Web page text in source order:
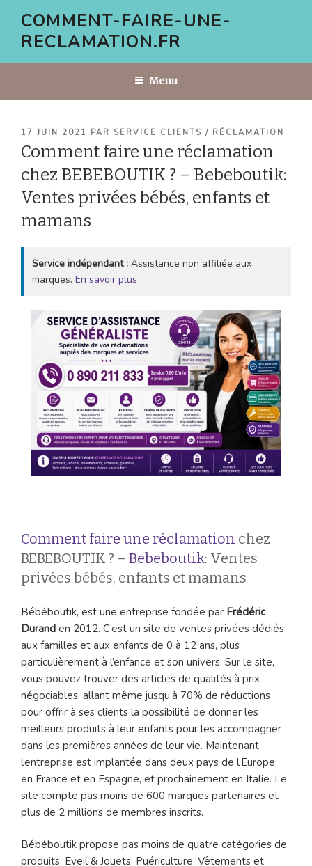
contenu
COMMENT-FAIRE-UNE-
RECLAMATION.FR
Menu
PUBLIÉ
LE
17 JUIN 2021 PAR SERVICE CLIENTS / RÉCLAMATION
Comment faire une réclamation
chez BEBEBOUTIK ? – Bebeboutik:
Ventes privées bébés, enfants et
mamans
Service indépendant : Assistance non affiliée aux
marques. En savoir plus
Comment faire une réclamation chez
BEBEBOUTIK ? – Bebeboutik: Ventes
privées bébés, enfants et mamans
Bébéboutik, est une entreprise fondée par Frédéric
Durand en 2012. C’est un site de ventes privées dédiés
aux familles et aux enfants de 0 à 12 ans, plus
particulièrement à l’enfance et son univers. Sur le site,
vous pouvez trouver des articles de qualités à prix
négociables, allant même jusqu’à 70% de réductions
pour offrir à ses clients la possibilité de donner les
meilleurs produits à leur enfants pour les accompagner
dans les premières années de leur vie. Maintenant
l’entreprise est implantée dans deux pays de l’Europe,
en France et en Espagne, et prochainement en Italie. Le
site compte pas moins de 600 marques partenaires et
plus de 2 millions de membres inscrits.
Bébéboutik propose pas moins de quatre catégories de
produits, Eveil & Jouets, Puériculture, Vêtements et